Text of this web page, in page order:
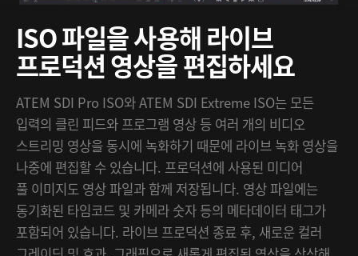
ISO 파일을 사용해 라이브
프로덕션 영상을 편집하세요
ATEM SDI Pro ISO와 ATEM SDI Extreme ISO는 모든
입력의 클린 피드와 프로그램 영상 등 여러 개의 비디오
스트리밍 영상을 동시에 녹화하기 때문에 라이브 녹화 영상을
나중에 편집할 수 있습니다. 프로덕션에 사용된 미디어
풀 이미지도 영상 파일과 함께 저장됩니다. 영상 파일에는
동기화된 타임코드 및 카메라 숫자 등의 메타데이터 태그가
포함되어 있습니다. 라이브 프로덕션 종료 후, 새로운 컬러